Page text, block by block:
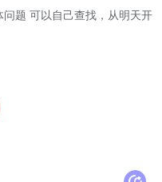
题 可以自己查找，从明天开